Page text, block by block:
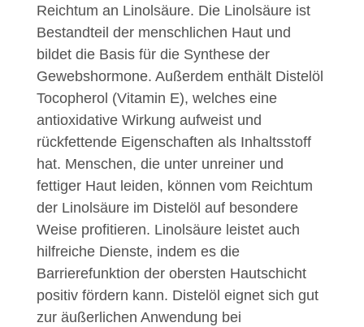
Reichtum an Linolsäure. Die Linolsäure ist
Bestandteil der menschlichen Haut und
bildet die Basis für die Synthese der
Gewebshormone. Außerdem enthält Distelöl
Tocopherol (Vitamin E), welches eine
antioxidative Wirkung aufweist und
rückfettende Eigenschaften als Inhaltsstoff
hat. Menschen, die unter unreiner und
fettiger Haut leiden, können vom Reichtum
der Linolsäure im Distelöl auf besondere
Weise profitieren. Linolsäure leistet auch
hilfreiche Dienste, indem es die
Barrierefunktion der obersten Hautschicht
positiv fördern kann. Distelöl eignet sich gut
zur äußerlichen Anwendung bei